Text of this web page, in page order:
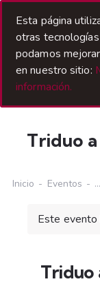
Triduo
Inicio Eventos ...
Este evento
Triduo
Esta página
otras
podamos
en nuestro sitio:
información.